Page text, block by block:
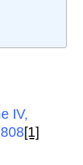
IV,
[1]